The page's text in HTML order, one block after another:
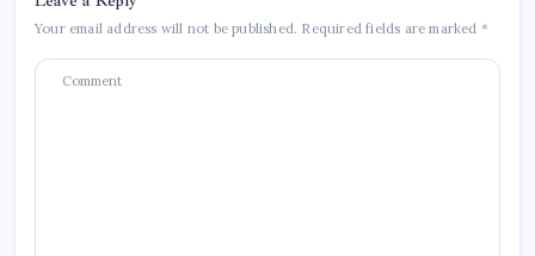
Your email address will not be published. Required fields are marked *